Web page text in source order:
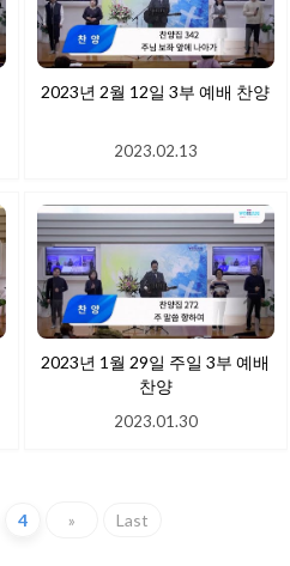
2023년 2월 12일 3부 예배 찬양
2023.02.13
2023년 1월 29일 주일 3부 예배
찬양
2023.01.30
4 » Last